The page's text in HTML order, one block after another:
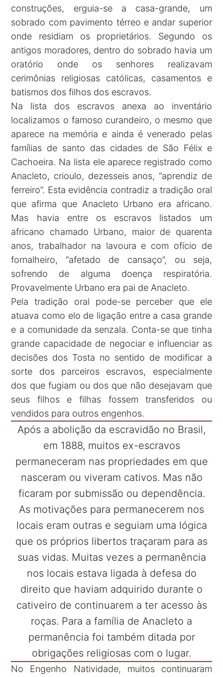
construções, erguia-se a casa-grande, um
sobrado com pavimento térreo e andar superior
onde residiam os proprietários. Segundo os
antigos moradores, dentro do sobrado havia um
oratório onde os senhores realizavam
cerimônias religiosas católicas, casamentos e
batismos dos filhos dos escravos.
Na lista dos escravos anexa ao inventário
localizamos o famoso curandeiro, o mesmo que
aparece na memória e ainda é venerado pelas
famílias de santo das cidades de São Félix e
Cachoeira. Na lista ele aparece registrado como
Anacleto, crioulo, dezesseis anos, “aprendiz de
ferreiro”. Esta evidência contradiz a tradição oral
que afirma que Anacleto Urbano era africano.
Mas havia entre os escravos listados um
africano chamado Urbano, maior de quarenta
anos, trabalhador na lavoura e com ofício de
fornalheiro, “afetado de cansaço”, ou seja,
sofrendo de alguma doença respiratória.
Provavelmente Urbano era pai de Anacleto.
Pela tradição oral pode-se perceber que ele
atuava como elo de ligação entre a casa grande
e a comunidade da senzala. Conta-se que tinha
grande capacidade de negociar e influenciar as
decisões dos Tosta no sentido de modificar a
sorte dos parceiros escravos, especialmente
dos que fugiam ou dos que não desejavam que
seus filhos e filhas fossem transferidos ou
vendidos para outros engenhos.
Após a abolição da escravidão no Brasil,
em 1888, muitos ex-escravos
permaneceram nas propriedades em que
nasceram ou viveram cativos. Mas não
ficaram por submissão ou dependência.
As motivações para permanecerem nos
locais eram outras e seguiam uma lógica
que os próprios libertos traçaram para as
suas vidas. Muitas vezes a permanência
nos locais estava ligada à defesa do
direito que haviam adquirido durante o
cativeiro de continuarem a ter acesso às
roças. Para a família de Anacleto a
permanência foi também ditada por
obrigações religiosas com o lugar.
No Engenho Natividade, muitos continuaram